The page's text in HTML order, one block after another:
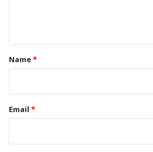
*Name*
Email *